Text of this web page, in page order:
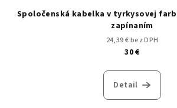
Spoločenská kabelka v tyrkysovej
zapínaním
24,39 € bez DPH
30 €
Detail